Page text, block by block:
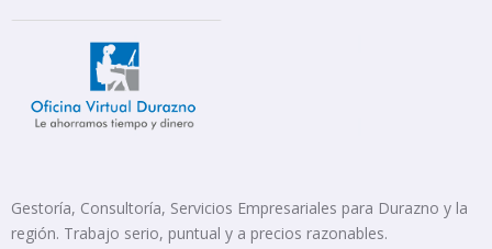
Gestoría, Consultoría, Servicios Empresariales para Durazno y la
región. Trabajo serio, puntual y a precios razonables.